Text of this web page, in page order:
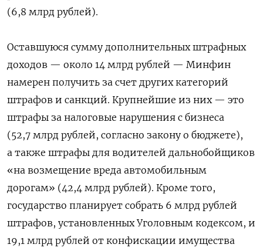
(6,8 млрд рублей).
Оставшуюся сумму дополнительных штрафных
доходов — около 14 млрд рублей — Минфин
намерен получить за счет других категорий
штрафов и санкций. Крупнейшие из них — это
штрафы за налоговые нарушения с бизнеса
(52,7 млрд рублей, согласно закону о бюджете),
а также штрафы для водителей дальнобойщиков
«на возмещение вреда автомобильным
дорогам» (42,4 млрд рублей). Кроме того,
государство планирует собрать 6 млрд рублей
штрафов, установленных Уголовным кодексом, и
19,1 млрд рублей от конфискации имущества